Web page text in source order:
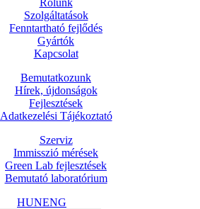
Szolgáltatások
Fenntartható fejlődés
Gyártók
Kapcsolat
Bemutatkozunk
Hírek, újdonságok
Fejlesztések
Adatkezelési Tájékoztató
Szerviz
Immisszió mérések
Green Lab fejlesztések
Bemutató laboratórium
HUNENG